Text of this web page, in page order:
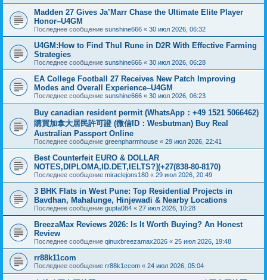
Madden 27 Gives Ja’Marr Chase the Ultimate Elite Player
Honor–U4GM
Последнее сообщение sunshine666 « 30 июл 2026, 06:32
U4GM:How to Find Thul Rune in D2R With Effective Farming
Strategies
Последнее сообщение sunshine666 « 30 июл 2026, 06:28
EA College Football 27 Receives New Patch Improving
Modes and Overall Experience–U4GM
Последнее сообщение sunshine666 « 30 июл 2026, 06:23
Buy canadian resident permit (WhatsApp：+49 1521 5066462)
購買加拿大居民許可證 (微信ID：Wesbutman) Buy Real
Australian Passport Online
Последнее сообщение greenpharmhouse « 29 июл 2026, 22:41
Best Counterfeit EURO & DOLLAR
NOTES,DIPLOMA,ID.DET,IELTS?](+27(838-80-8170)
Последнее сообщение miraclejons180 « 29 июл 2026, 20:49
3 BHK Flats in West Pune: Top Residential Projects in
Bavdhan, Mahalunge, Hinjewadi & Nearby Locations
Последнее сообщение gupta084 « 27 июл 2026, 10:28
BreezaMax Reviews 2026: Is It Worth Buying? An Honest
Review
Последнее сообщение qinuxbreezamax2026 « 25 июл 2026, 19:48
rr88k11com
Последнее сообщение rr88k1ccom « 24 июл 2026, 05:04